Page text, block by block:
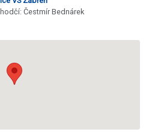
Čestmír Bednárek